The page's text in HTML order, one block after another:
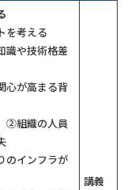
を考える
識や技術格差
心が高まる背
②組織の人員
のインフラが
講義